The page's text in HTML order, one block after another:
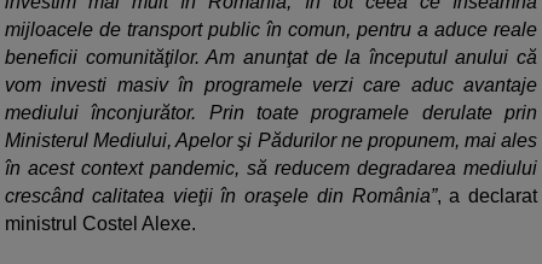
mijloacele de transport public în comun, pentru a aduce reale
beneficii comunităţilor. Am anunţat de la începutul anului că
vom investi masiv în programele verzi care aduc avantaje
mediului înconjurător. Prin toate programele derulate prin
Ministerul Mediului, Apelor şi Pădurilor ne propunem, mai ales
în acest context pandemic, să reducem degradarea mediului
crescând calitatea vieţii în oraşele din România”, a declarat
ministrul Costel Alexe.